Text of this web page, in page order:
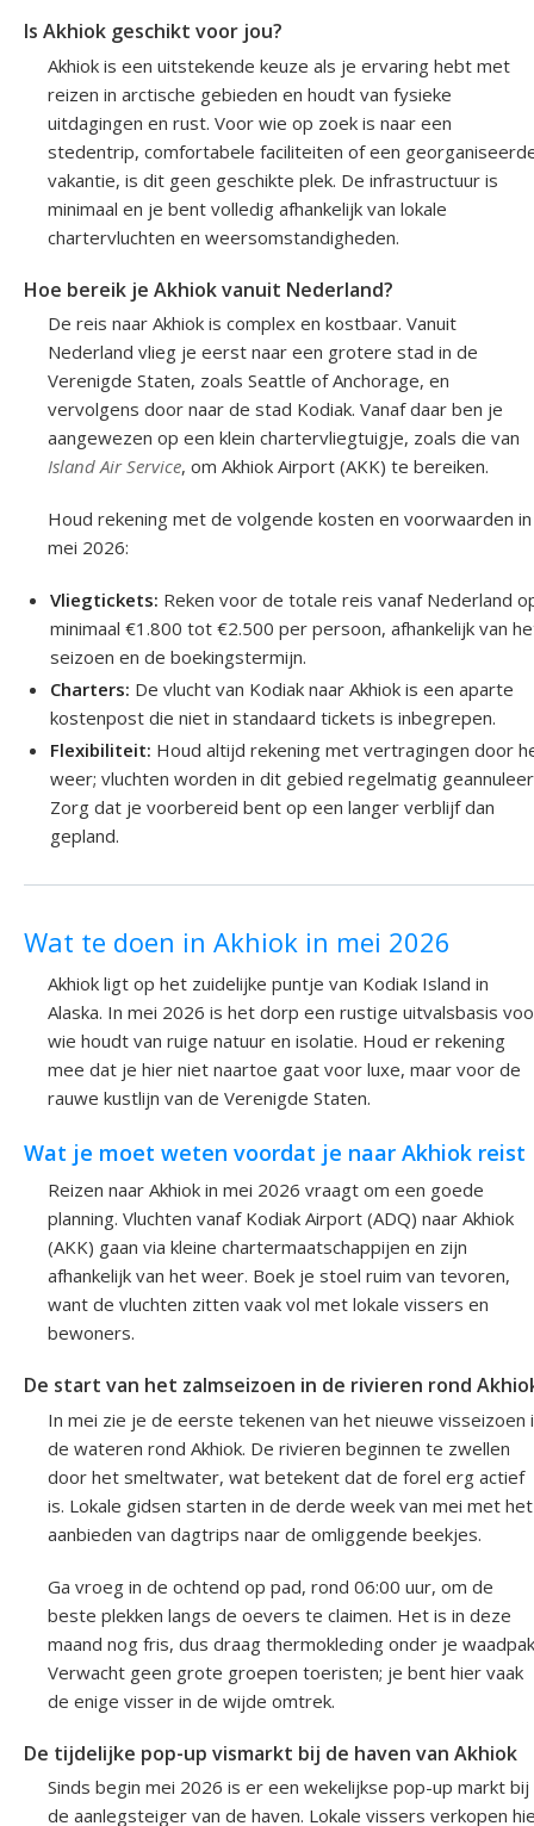
Is Akhiok geschikt voor jou?
Akhiok is een uitstekende keuze als je ervaring hebt met
reizen in arctische gebieden en houdt van fysieke
uitdagingen en rust. Voor wie op zoek is naar een
stedentrip, comfortabele faciliteiten of een
vakantie, is dit geen geschikte plek. De infrastructuur is
minimaal en je bent volledig afhankelijk van lokale
chartervluchten en weersomstandigheden.
Hoe bereik je Akhiok vanuit Nederland?
De reis naar Akhiok is complex en kostbaar. Vanuit
Nederland vlieg je eerst naar een grotere stad in de
Verenigde Staten, zoals Seattle of Anchorage, en
vervolgens door naar de stad Kodiak. Vanaf daar ben je
aangewezen op een klein chartervliegtuigje, zoals die van
Island Air Service, om Akhiok Airport (AKK) te bereiken.
Houd rekening met de volgende kosten en voorwaarden in
mei 2026:
Vliegtickets: Reken voor de totale reis vanaf Nederland
minimaal €1.800 tot €2.500 per persoon, afhankelijk van
seizoen en de boekingstermijn.
Charters: De vlucht van Kodiak naar Akhiok is een aparte
kostenpost die niet in standaard tickets is inbegrepen.
Flexibiliteit: Houd altijd rekening met vertragingen door
weer; vluchten worden in dit gebied regelmatig
Zorg dat je voorbereid bent op een langer verblijf dan
gepland.
Wat te doen in Akhiok in mei 2026
Akhiok ligt op het zuidelijke puntje van Kodiak Island in
Alaska. In mei 2026 is het dorp een rustige uitvalsbasis
wie houdt van ruige natuur en isolatie. Houd er rekening
mee dat je hier niet naartoe gaat voor luxe, maar voor de
rauwe kustlijn van de Verenigde Staten.
Wat je moet weten voordat je naar Akhiok reist
Reizen naar Akhiok in mei 2026 vraagt om een goede
planning. Vluchten vanaf Kodiak Airport (ADQ) naar Akhiok
(AKK) gaan via kleine chartermaatschappijen en zijn
afhankelijk van het weer. Boek je stoel ruim van tevoren,
want de vluchten zitten vaak vol met lokale vissers en
bewoners.
De start van het zalmseizoen in de rivieren rond
In mei zie je de eerste tekenen van het nieuwe visseizoen
de wateren rond Akhiok. De rivieren beginnen te zwellen
door het smeltwater, wat betekent dat de forel erg actief
is. Lokale gidsen starten in de derde week van mei met het
aanbieden van dagtrips naar de omliggende beekjes.
Ga vroeg in de ochtend op pad, rond 06:00 uur, om de
beste plekken langs de oevers te claimen. Het is in deze
maand nog fris, dus draag thermokleding onder je
Verwacht geen grote groepen toeristen; je bent hier vaak
de enige visser in de wijde omtrek.
De tijdelijke pop-up vismarkt bij de haven van Akhiok
Sinds begin mei 2026 is er een wekelijkse pop-up markt bij
de aanlegsteiger van de haven. Lokale vissers verkopen